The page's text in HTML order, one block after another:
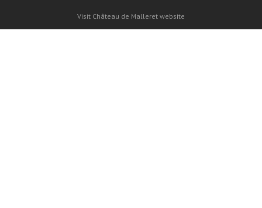
Visit Château de Malleret website